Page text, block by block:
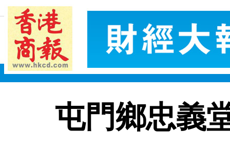
屯門鄉忠義